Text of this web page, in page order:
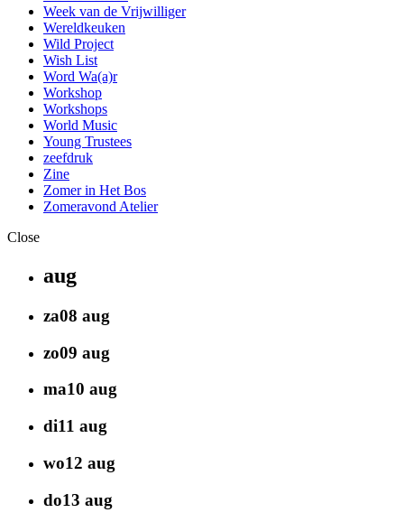
Week van de Vrijwilliger
Wereldkeuken
Wild Project
Wish List
Word Wa(a)r
Workshop
Workshops
World Music
Young Trustees
zeefdruk
Zine
Zomer in Het Bos
Zomeravond Atelier
Close
aug
za08 aug
zo09 aug
ma10 aug
di11 aug
wo12 aug
do13 aug